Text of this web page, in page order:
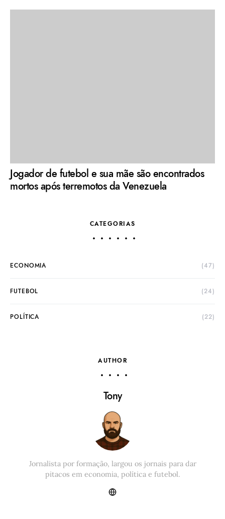
Jogador de futebol e sua mãe são encontrados
mortos após terremotos da Venezuela
CATEGORIAS
ECONOMIA (47)
FUTEBOL (24)
POLÍTICA (22)
AUTHOR
Tony
Jornalista por formação, largou os jornais para dar
pitacos em economia, política e futebol.